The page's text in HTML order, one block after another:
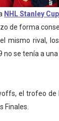
- Las
(Oklahoma
Tadej
Norris
NHL Stanley
de forma
mismo rival, los
no se tenía a
el trofeo de
Finales.